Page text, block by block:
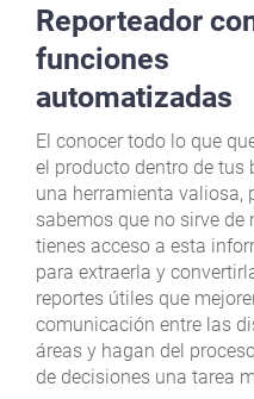
Reporteador
funciones
automatizadas
El conocer todo lo que
el producto dentro de tus
una herramienta valiosa,
sabemos que no sirve de
tienes acceso a esta
para extraerla y
reportes útiles que
comunicación entre las
áreas y hagan del
de decisiones una tarea